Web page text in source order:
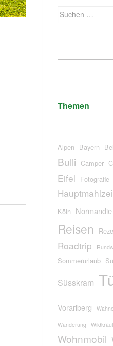
Suchen
Themen
Alpen Bayern
Bulli Camper
Eifel Fotografie
Köln Normandie
Reisen
Roadtrip
Sommerurlaub
Süsskram
Vorarlberg
Wanderung
Wohnmobil